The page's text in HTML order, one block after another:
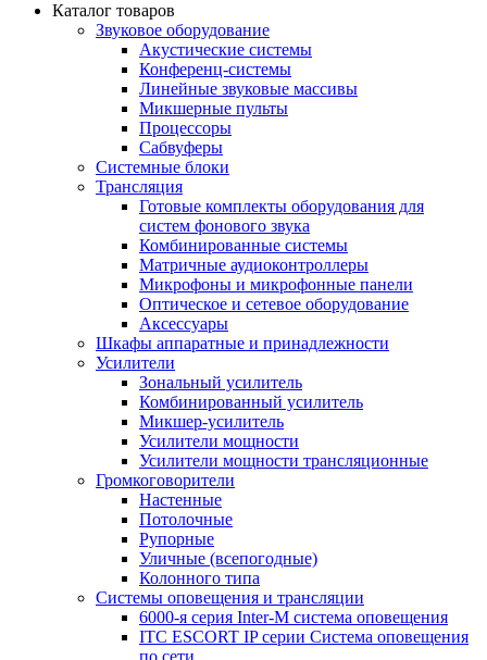
Каталог товаров
Звуковое оборудование
Акустические системы
Конференц-системы
Линейные звуковые массивы
Микшерные пульты
Процессоры
Сабвуферы
Системные блоки
Трансляция
Готовые комплекты оборудования для
систем фонового звука
Комбинированные системы
Матричные аудиоконтроллеры
Микрофоны и микрофонные панели
Оптическое и сетевое оборудование
Аксессуары
Шкафы аппаратные и принадлежности
Усилители
Зональный усилитель
Комбинированный усилитель
Микшер-усилитель
Усилители мощности
Усилители мощности трансляционные
Громкоговорители
Настенные
Потолочные
Рупорные
Уличные (всепогодные)
Колонного типа
Системы оповещения и трансляции
6000-я серия Inter-M система оповещения
ITC ESCORT IP серии Система оповещения
по сети